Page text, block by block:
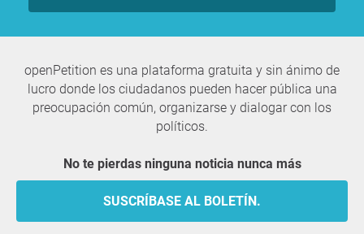
openPetition es una plataforma gratuita y sin ánimo de
lucro donde los ciudadanos pueden hacer pública una
preocupación común, organizarse y dialogar con los
políticos.
No te pierdas ninguna noticia nunca más
SUSCRÍBASE AL BOLETÍN.